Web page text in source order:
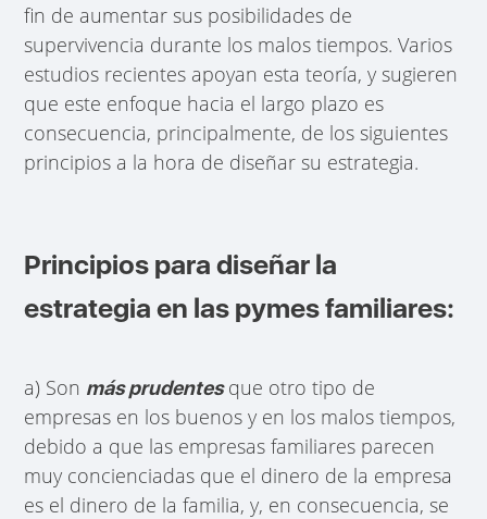
fin de aumentar sus posibilidades de
supervivencia durante los malos tiempos. Varios
estudios recientes apoyan esta teoría, y sugieren
que este enfoque hacia el largo plazo es
consecuencia, principalmente, de los siguientes
principios a la hora de diseñar su estrategia.
Principios para diseñar la
estrategia en las pymes familiares:
a) Son más prudentesque otro tipo de
empresas en los buenos y en los malos tiempos,
debido a que las empresas familiares parecen
muy concienciadas que el dinero de la empresa
es el dinero de la familia, y, en consecuencia, se